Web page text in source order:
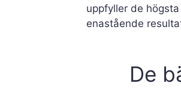
uppfyller de
enastående
De